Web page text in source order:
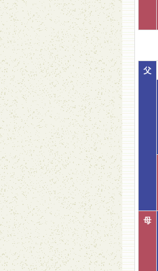
父
母